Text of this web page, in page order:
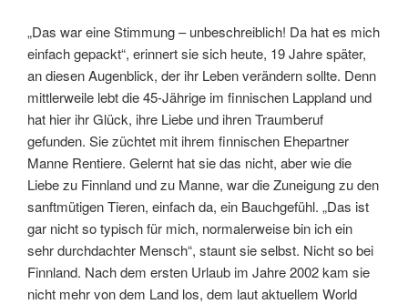
„Das war eine Stimmung – unbeschreiblich! Da hat es mich
einfach gepackt“, erinnert sie sich heute, 19 Jahre später,
an diesen Augenblick, der ihr Leben verändern sollte. Denn
mittlerweile lebt die 45-Jährige im finnischen Lappland und
hat hier ihr Glück, ihre Liebe und ihren Traumberuf
gefunden. Sie züchtet mit ihrem finnischen Ehepartner
Manne Rentiere. Gelernt hat sie das nicht, aber wie die
Liebe zu Finnland und zu Manne, war die Zuneigung zu den
sanftmütigen Tieren, einfach da, ein Bauchgefühl. „Das ist
gar nicht so typisch für mich, normalerweise bin ich ein
sehr durchdachter Mensch“, staunt sie selbst. Nicht so bei
Finnland. Nach dem ersten Urlaub im Jahre 2002 kam sie
nicht mehr von dem Land los, dem laut aktuellem World